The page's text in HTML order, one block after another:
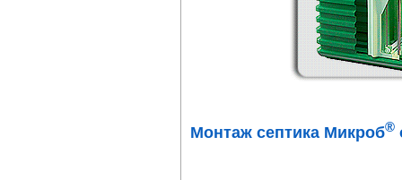
Монтаж септика Микроб®